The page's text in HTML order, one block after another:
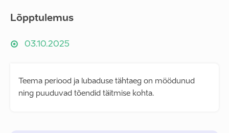
Lõpptulemus
03.10.2025
Teema periood ja lubaduse tähtaeg on möödunud
ning puuduvad tõendid täitmise kohta.